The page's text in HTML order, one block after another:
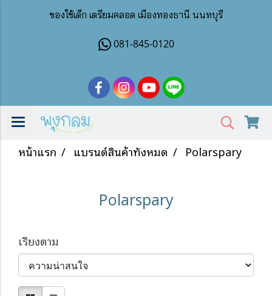
ของใช้เด็ก เตรียมคลอด เมืองทองธานี นนทบุรี
081-845-0120
หน้าแรก แบรนด์สินค้าทั้งหมด Polarspary
Polarspary
เรียงตาม